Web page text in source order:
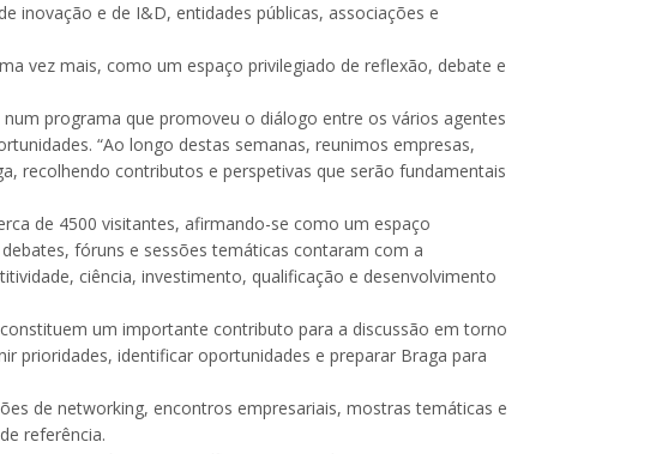
inovação e de I&D, entidades públicas, associações e
vez mais, como um espaço privilegiado de reflexão, debate e
programa que promoveu o diálogo entre os vários agentes
“Ao longo destas semanas, reunimos empresas,
recolhendo contributos e perspetivas que serão fundamentais
de 4500 visitantes, afirmando-se como um espaço
fóruns e sessões temáticas contaram com a
ciência, investimento, qualificação e desenvolvimento
um importante contributo para a discussão em torno
prioridades, identificar oportunidades e preparar Braga para
de networking, encontros empresariais, mostras temáticas e
referência.